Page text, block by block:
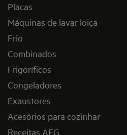
Placas
Máquinas de lavar loiça
Frio
Combinados
Frigoríficos
Congeladores
Exaustores
Acesórios para cozinhar
Receitas AEG